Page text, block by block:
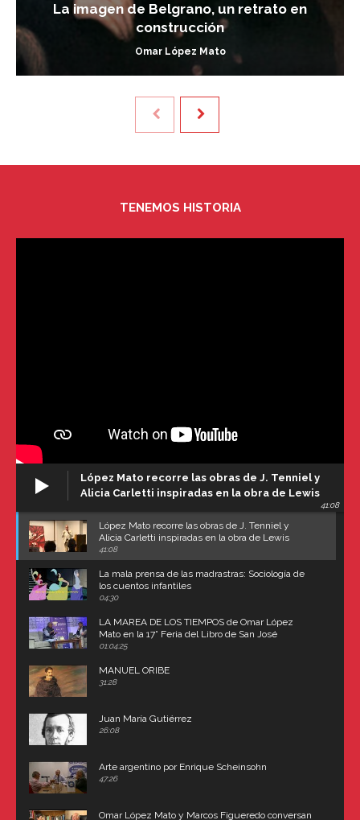
La imagen de Belgrano, un retrato en
construcción
Omar López Mato
TENEMOS HISTORIA
López Mato recorre las obras de J. Tenniel y
Alicia Carletti inspiradas en la obra de Lewis
41:08
López Mato recorre las obras de J. Tenniel y
Alicia Carletti inspiradas en la obra de Lewis
Carroll
41:08
La mala prensa de las madrastras: Sociología de
los cuentos infantiles
04:30
LA MAREA DE LOS TIEMPOS de Omar López
Mato en la 17° Feria del Libro de San José
(Uruguay)
01:04:25
MANUEL ORIBE
31:28
Juan María Gutiérrez
26:08
Arte argentino por Enrique Scheinsohn
47:26
Omar López Mato y Marcos Figueredo conversan